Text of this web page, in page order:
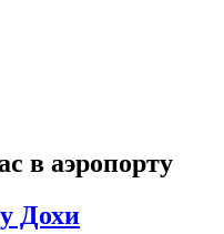
в аэропорту
Дохи